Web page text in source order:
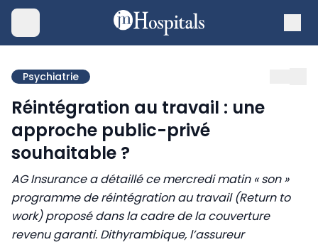
Psychiatrie
Réintégration au travail : une
approche public-privé
souhaitable ?
AG Insurance a détaillé ce mercredi matin « son »
programme de réintégration au travail (Return to
work) proposé dans la cadre de la couverture
revenu garanti. Dithyrambique, l’assureur